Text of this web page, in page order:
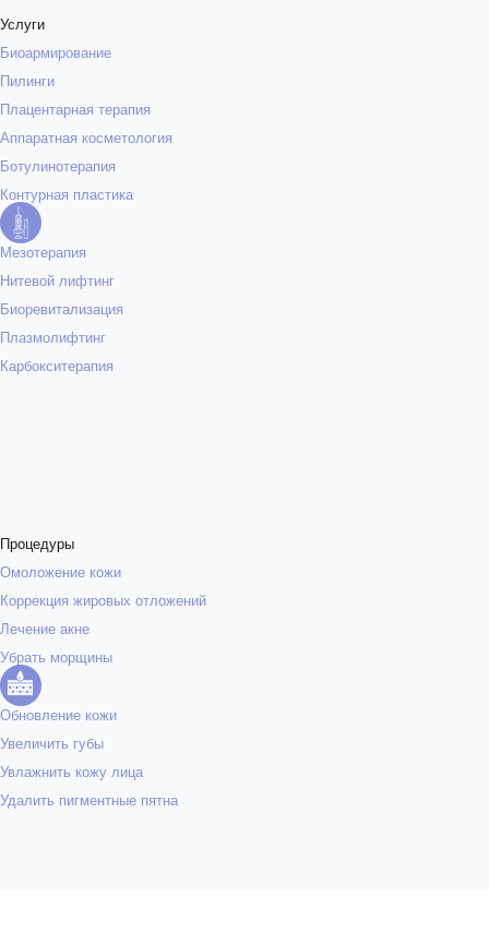
Услуги
Биоармирование
Пилинги
Плацентарная терапия
Аппаратная косметология
Ботулинотерапия
Контурная пластика
Мезотерапия
Нитевой лифтинг
Биоревитализация
Плазмолифтинг
Карбокситерапия
Процедуры
Омоложение кожи
Коррекция жировых отложений
Лечение акне
Убрать морщины
Обновление кожи
Увеличить губы
Увлажнить кожу лица
Удалить пигментные пятна